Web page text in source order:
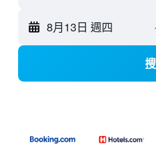
8月13日 週四